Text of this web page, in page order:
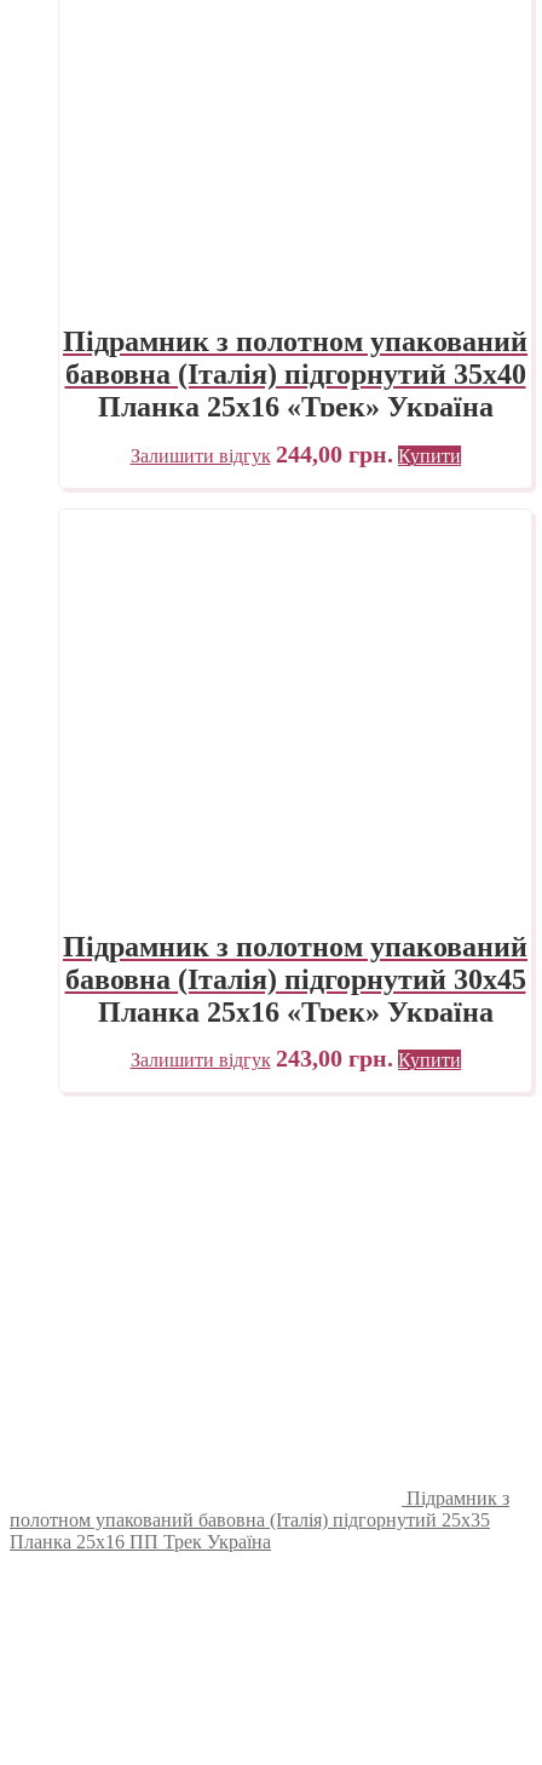
Підрамник з полотном упакований
бавовна (Італія) підгорнутий 35х40
Планка 25х16 «Трек» Україна
Залишити відгук 244,00 грн. Купити
Підрамник з полотном упакований
бавовна (Італія) підгорнутий 30х45
Планка 25х16 «Трек» Україна
Залишити відгук 243,00 грн. Купити
Підрамник з
полотном упакований бавовна (Італія) підгорнутий 25х35
Планка 25х16 ПП Трек Україна